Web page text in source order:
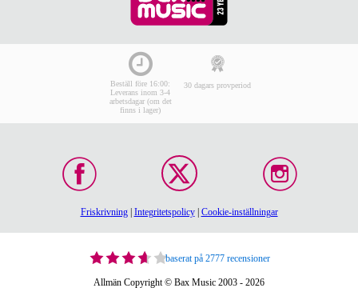
Beställ före 16:00:
Leverans inom 3-4
arbetsdagar (om det
finns i lager)
30 dagars provperiod
Friskrivning| Integritetspolicy| Cookie-inställningar
baserat på 2777 recensioner
Allmän Copyright © Bax Music 2003 - 2026